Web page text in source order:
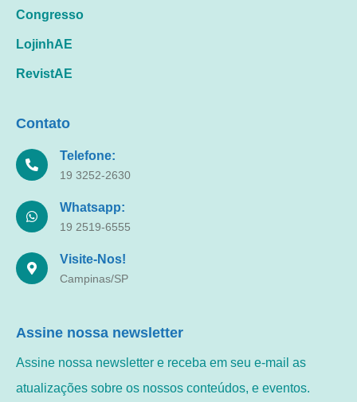
Congresso
LojinhAE
RevistAE
Contato
Telefone:
19 3252-2630
Whatsapp:
19 2519-6555
Visite-Nos!
Campinas/SP
Assine nossa newsletter
Assine nossa newsletter e receba em seu e-mail as
atualizações sobre os nossos conteúdos, e eventos.